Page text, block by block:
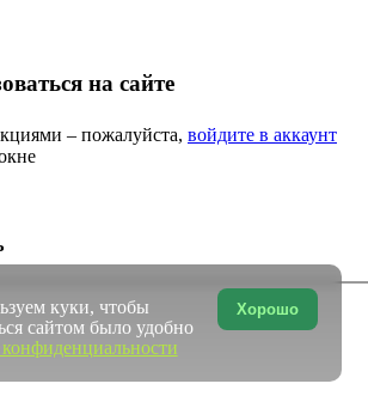
на сайте
– пожалуйста, войдите в аккаунт
Хорошо
куки, чтобы
сайтом было удобно